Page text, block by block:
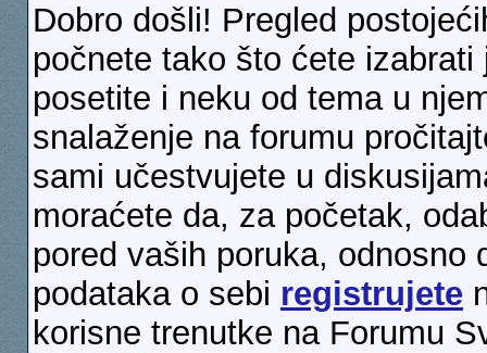
Dobro došli! Pregled
počnete tako što ćete
posetite i neku od tema u
snalaženje na forumu
sami učestvujete u
moraćete da, za početak,
pored vaših poruka, odnosno
podataka o sebi registrujete
korisne trenutke na Forumu